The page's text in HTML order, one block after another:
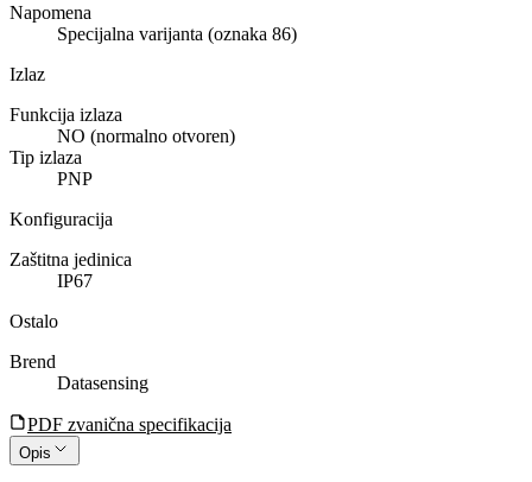
Napomena
Specijalna varijanta (oznaka 86)
Izlaz
Funkcija izlaza
NO (normalno otvoren)
Tip izlaza
PNP
Konfiguracija
Zaštitna jedinica
IP67
Ostalo
Brend
Datasensing
PDF zvanična specifikacija
Opis